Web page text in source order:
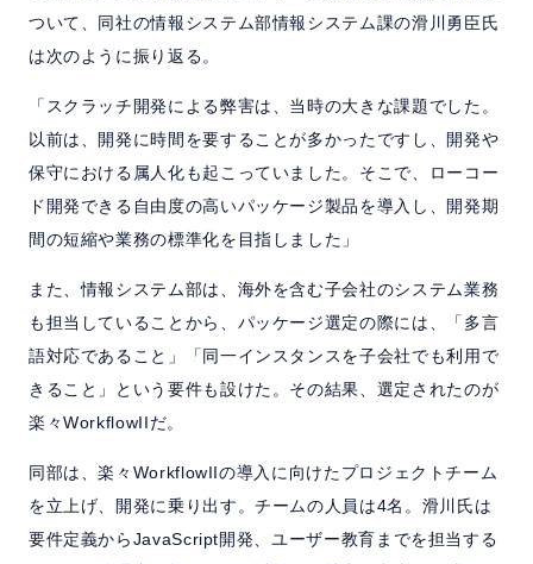
ついて、同社の情報システム部情報システム課の滑川勇臣氏
は次のように振り返る。
「スクラッチ開発による弊害は、当時の大きな課題でした。
以前は、開発に時間を要することが多かったですし、開発や
保守における属人化も起こっていました。そこで、ローコー
ド開発できる自由度の高いパッケージ製品を導入し、開発期
間の短縮や業務の標準化を目指しました」
また、情報システム部は、海外を含む子会社のシステム業務
も担当していることから、パッケージ選定の際には、「多言
語対応であること」「同一インスタンスを子会社でも利用で
きること」という要件も設けた。その結果、選定されたのが
楽々WorkflowIIだ。
同部は、楽々WorkflowIIの導入に向けたプロジェクトチーム
を立上げ、開発に乗り出す。チームの人員は4名。滑川氏は
要件定義からJavaScript開発、ユーザー教育までを担当する